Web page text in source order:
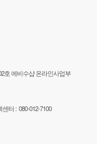
호 에비수샵 온라인사업부
센터 : 080-012-7100